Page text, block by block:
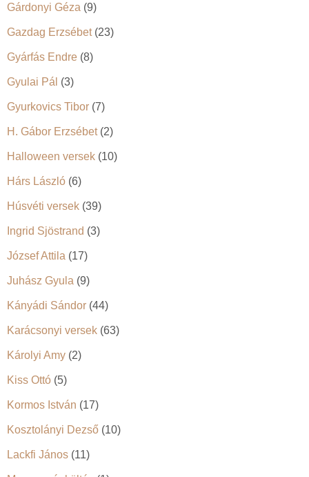
Gárdonyi Géza (9)
Gazdag Erzsébet(23)
Gyárfás Endre (8)
Gyulai Pál (3)
Gyurkovics Tibor (7)
H. Gábor Erzsébet(2)
Halloween versek (10)
Hárs László (6)
Húsvéti versek (39)
Ingrid Sjöstrand (3)
József Attila (17)
Juhász Gyula (9)
Kányádi Sándor (44)
Karácsonyi versek (63)
Károlyi Amy (2)
Kiss Ottó (5)
Kormos István (17)
Kosztolányi Dezső (10)
Lackfi János (11)